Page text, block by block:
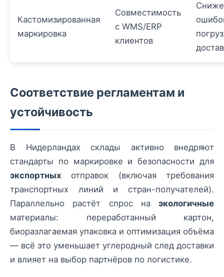
Кастомизированная
маркировка
Совместимость
с WMS/ERP
клиентов
Соответствие регламентам и
устойчивость
В Нидерландах склады активно внедряют
стандарты по маркировке и безопасности для
экспортных отправок (включая требования
транспортных линий и стран-получателей).
Параллельно растёт спрос на экологичные
материалы: переработанный картон,
биоразлагаемая упаковка и оптимизация объёма
— всё это уменьшает углеродный след доставки
и влияет на выбор партнёров по логистике.